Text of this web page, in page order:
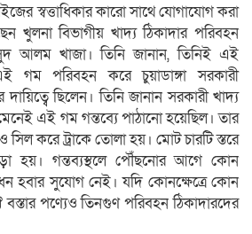
স্বত্তাধিকার কারো সাথে যোগাযোগ করা
খুলনা বিভাগীয় খাদ্য ঠিকাদার পরিবহন
আলম খাজা। তিনি জানান, তিনিই এই
পরিবহন করে চুয়াডাঙ্গা সরকারী
ছিলেন। তিনি জানান সরকারী খাদ্য
মেনেই এই গম গন্তব্যে পাঠানো হয়েছিল। তার
ও সিল করে ট্রাকে তোলা হয়। মোট চারটি স্তরে
হয়। গন্তব্যস্থলে পৌঁছনোর আগে কোন
হবার সুযোগ নেই। যদি কোনক্ষেত্রে কোন
পণ্যেও তিনগুণ পরিবহন ঠিকাদারদের